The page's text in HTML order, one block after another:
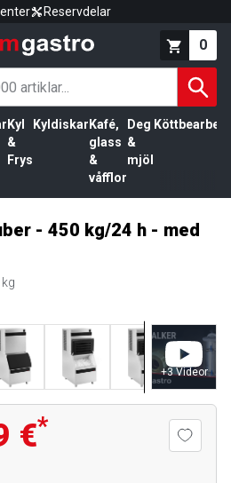
Reservdelar
0
Kyl
&
Frys
Kyldiskar Kafé,
glass
&
våfflor
Deg
&
mjöl
- 450 kg/24 h - med
+3 Videor
€*